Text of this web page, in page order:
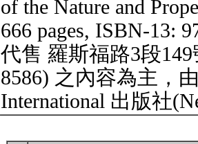
of the Nature and
666 pages, ISBN-13:
代售 羅斯福路3段149
8586) 之內容為主，
International 出版社